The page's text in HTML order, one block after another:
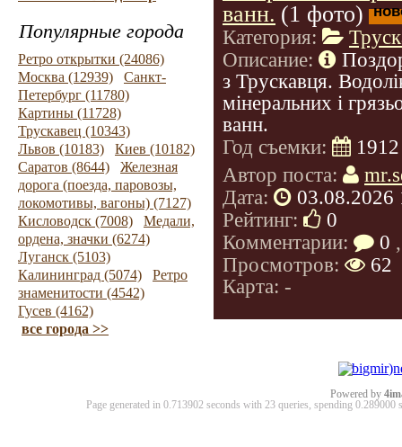
Популярные города
Ретро открытки (24086)
Москва (12939)
Санкт-
Петербург (11780)
Картины (11728)
Трускавец (10343)
Львов (10183)
Киев (10182)
Саратов (8644)
Железная
дорога (поезда, паровозы,
локомотивы, вагоны) (7127)
Кисловодск (7008)
Медали,
ордена, значки (6274)
Луганск (5103)
Калининград (5074)
Ретро
знаменитости (4542)
Гусев (4162)
все города >>
ванн. (1 фото)
Категория:
Описание:
з Трускавця.
мінеральних і
ванн.
Год съемки:
1912
Автор поста:
Дата:
03.08.2026
Рейтинг:
0
Комментарии:
0 ,
Просмотров:
62
Карта: -
Powered by
Page generated in 0.713902 seconds with 23 queries, spending